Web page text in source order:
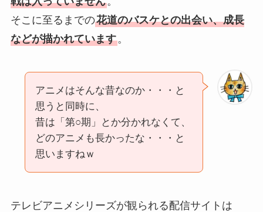
そこに至るまでの花道のバスケとの出会い、成長
などが描かれています。
アニメはそんな昔なのか・・・と
思うと同時に、
昔は「第○期」とか分かれなくて、
どのアニメも長かったな・・・と
思いますねｗ
テレビアニメシリーズが観られる配信サイトは